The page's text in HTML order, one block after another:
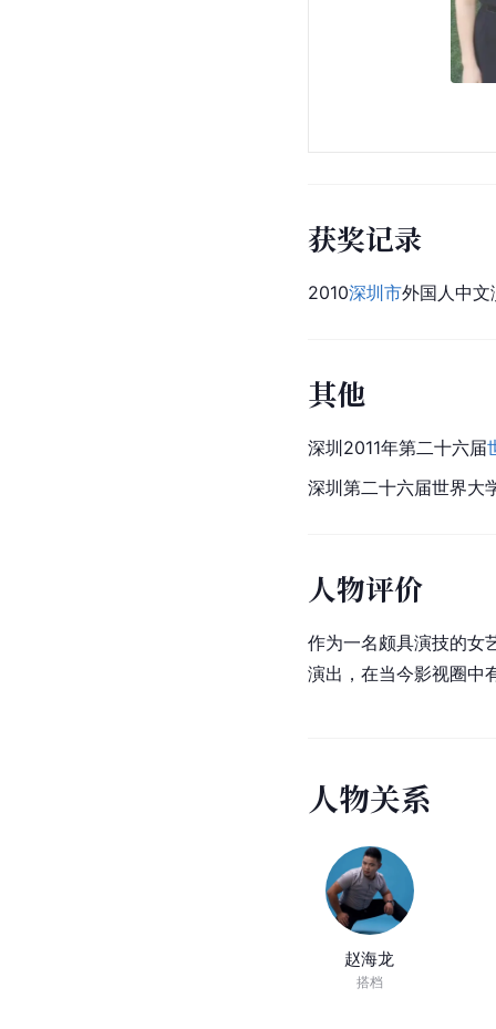
获奖记录
2010深圳市外国人中文
其他
深圳2011年第二十六届
深圳第二十六届世界大
人物评价
作为一名颇具演技的女
演出，在当今影视圈中
人物关系
赵海龙
搭档